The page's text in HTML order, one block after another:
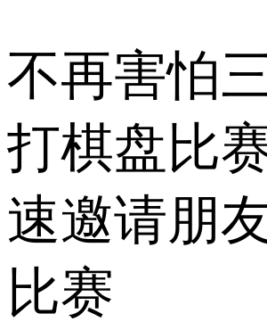
不再害怕
打棋盘比
速邀请朋
比赛